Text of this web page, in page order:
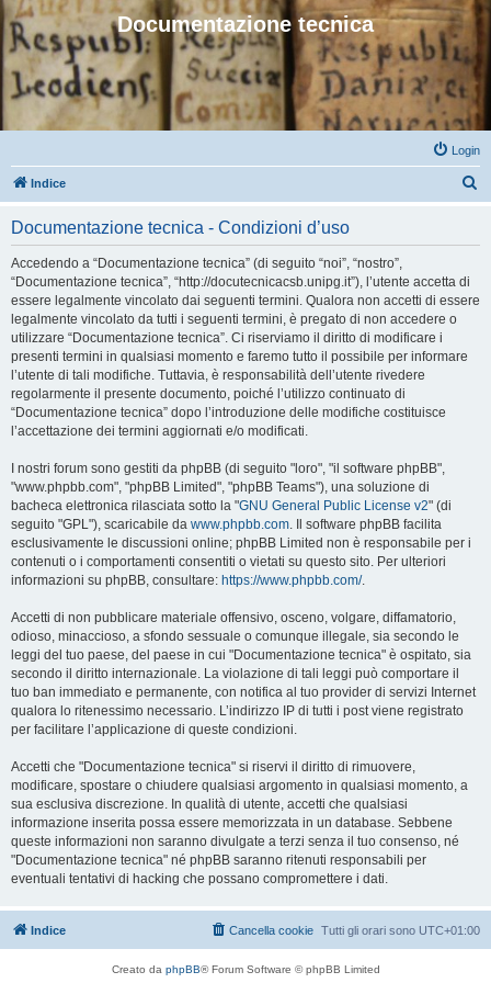
Documentazione tecnica
Login
Indice
Documentazione tecnica - Condizioni d’uso
Accedendo a “Documentazione tecnica” (di seguito “noi”, “nostro”,
“Documentazione tecnica”, “http://docutecnicacsb.unipg.it”), l’utente accetta di
essere legalmente vincolato dai seguenti termini. Qualora non accetti di essere
legalmente vincolato da tutti i seguenti termini, è pregato di non accedere o
utilizzare “Documentazione tecnica”. Ci riserviamo il diritto di modificare i
presenti termini in qualsiasi momento e faremo tutto il possibile per informare
l’utente di tali modifiche. Tuttavia, è responsabilità dell’utente rivedere
regolarmente il presente documento, poiché l’utilizzo continuato di
“Documentazione tecnica” dopo l’introduzione delle modifiche costituisce
l’accettazione dei termini aggiornati e/o modificati.
I nostri forum sono gestiti da phpBB (di seguito "loro", "il software phpBB",
"www.phpbb.com", "phpBB Limited", "phpBB Teams"), una soluzione di
bacheca elettronica rilasciata sotto la "GNU General Public License v2" (di
seguito "GPL"), scaricabile da www.phpbb.com. Il software phpBB facilita
esclusivamente le discussioni online; phpBB Limited non è responsabile per i
contenuti o i comportamenti consentiti o vietati su questo sito. Per ulteriori
informazioni su phpBB, consultare: https://www.phpbb.com/.
Accetti di non pubblicare materiale offensivo, osceno, volgare, diffamatorio,
odioso, minaccioso, a sfondo sessuale o comunque illegale, sia secondo le
leggi del tuo paese, del paese in cui "Documentazione tecnica" è ospitato, sia
secondo il diritto internazionale. La violazione di tali leggi può comportare il
tuo ban immediato e permanente, con notifica al tuo provider di servizi Internet
qualora lo ritenessimo necessario. L’indirizzo IP di tutti i post viene registrato
per facilitare l’applicazione di queste condizioni.
Accetti che "Documentazione tecnica" si riservi il diritto di rimuovere,
modificare, spostare o chiudere qualsiasi argomento in qualsiasi momento, a
sua esclusiva discrezione. In qualità di utente, accetti che qualsiasi
informazione inserita possa essere memorizzata in un database. Sebbene
queste informazioni non saranno divulgate a terzi senza il tuo consenso, né
"Documentazione tecnica" né phpBB saranno ritenuti responsabili per
eventuali tentativi di hacking che possano compromettere i dati.
Indice Tutti gli orari sono UTC+01:00
Cancella cookie
Creato da phpBB® Forum Software © phpBB Limited